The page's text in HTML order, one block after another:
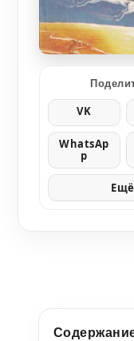
VK
WhatsAp
p
Ещё